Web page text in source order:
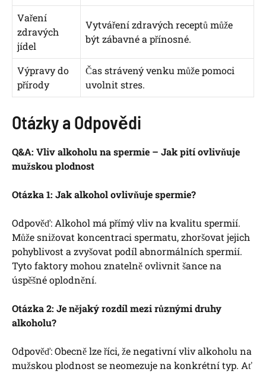
Vaření
zdravých
jídel
Vytváření zdravých receptů může
být zábavné a přínosné.
Výpravy do
přírody
Čas strávený venku může pomoci
uvolnit stres.
Otázky a Odpovědi
Q&A: Vliv alkoholu na spermie – Jak pití ovlivňuje
mužskou plodnost
Otázka 1: Jak alkohol ovlivňuje spermie?
Odpověď: Alkohol má přímý vliv na kvalitu spermií.
Může snižovat koncentraci spermatu, zhoršovat jejich
pohyblivost a zvyšovat podíl abnormálních spermií.
Tyto faktory mohou znatelně ovlivnit šance na
úspěšné oplodnění.
Otázka 2: Je nějaký rozdíl mezi různými druhy
alkoholu?
Odpověď: Obecně lze říci, že negativní vliv alkoholu na
mužskou plodnost se neomezuje na konkrétní typ. Ať